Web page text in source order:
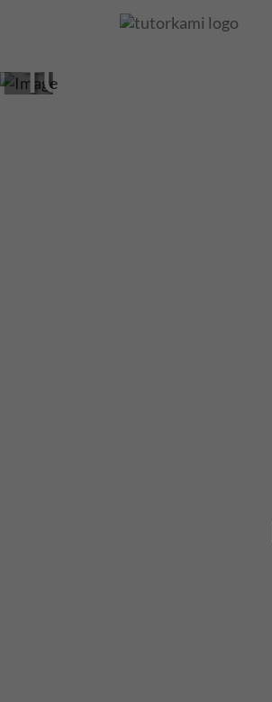
CIKGU
TUISYEN